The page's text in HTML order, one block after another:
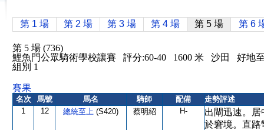
第 1 場 第 2 場 第 3 場 第 4 場 第 5 場 第 6
第 5 場 (736)
鯉魚門公眾騎術學校讓賽 評分:60-40 1600 米 沙田 好地
組別 1
賽果
名次 馬號 馬名 騎師 配備
走勢評述
1
12 總統至上 (S420) 蔡明紹 H-
出閘迅速。
於窘境。直路